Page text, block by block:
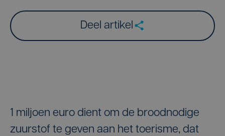
Deel artikel
1 miljoen euro dient om de broodnodige
zuurstof te geven aan het toerisme, dat